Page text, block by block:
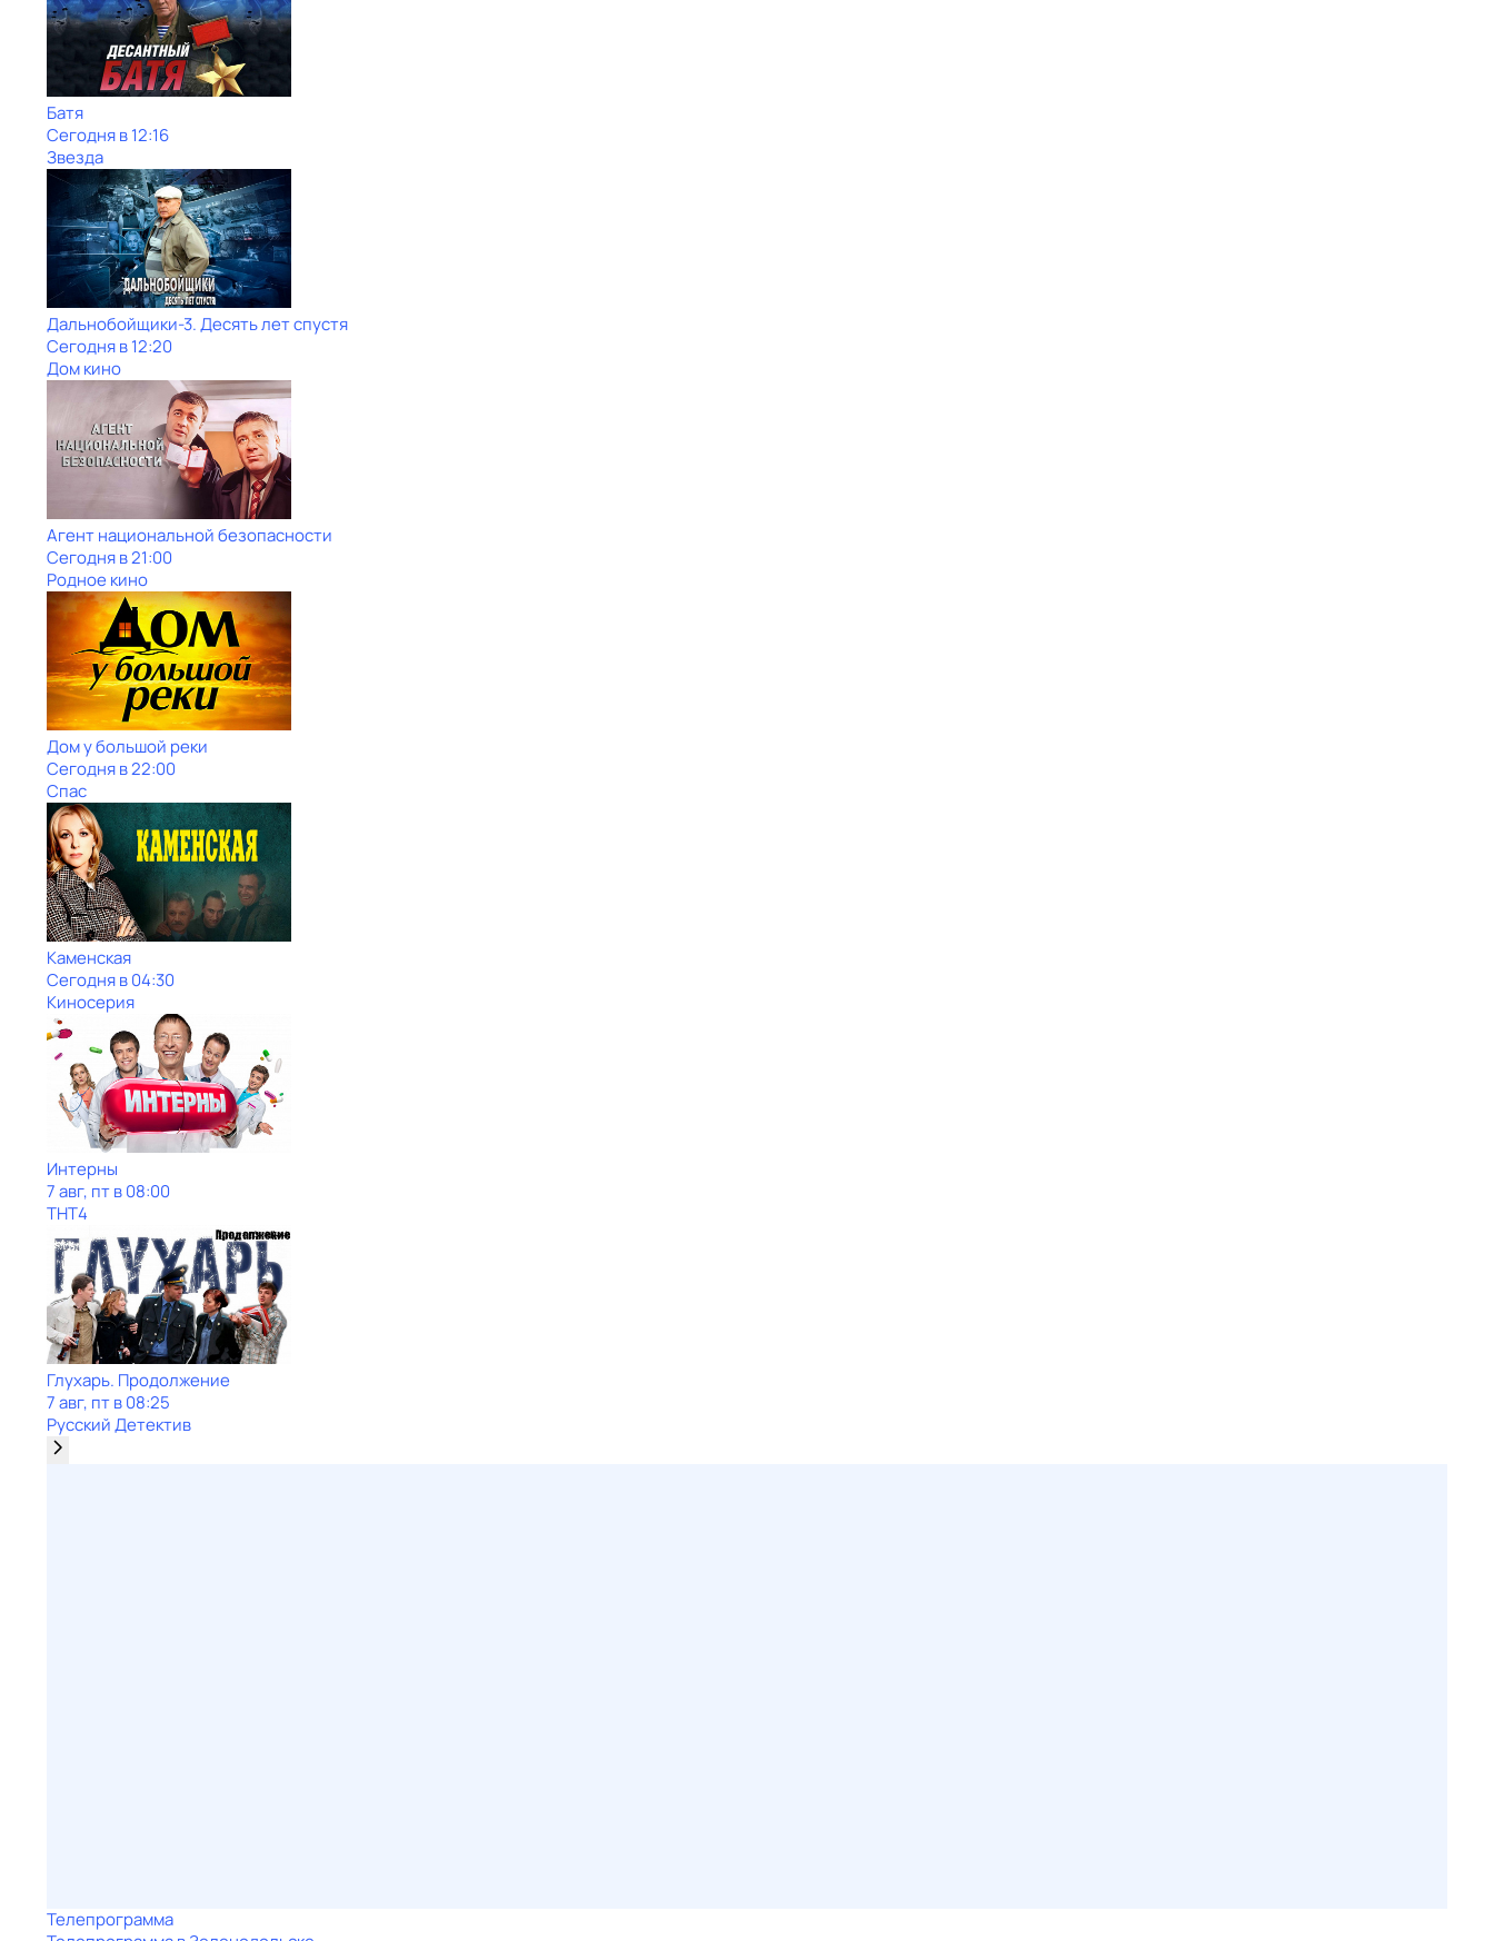
Батя
Сегодня в 12:16
Звезда
Дальнобойщики-3. Десять лет спустя
Сегодня в 12:20
Дом кино
Агент национальной безопасности
Сегодня в 21:00
Родное кино
Дом у большой реки
Сегодня в 22:00
Спас
Каменская
Сегодня в 04:30
Киносерия
Интерны
7 авг, пт в 08:00
ТНТ4
Глухарь. Продолжение
7 авг, пт в 08:25
Русский Детектив
Телепрограмма